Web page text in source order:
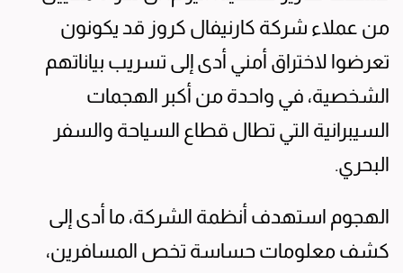
من عملاء شركة كارنيفال كروز قد يكونون
تعرضوا لاختراق أمني أدى إلى تسريب بياناتهم
الشخصية، في واحدة من أكبر الهجمات
السيبرانية التي تطال قطاع السياحة والسفر
البحري.
الهجوم استهدف أنظمة الشركة، ما أدى إلى
كشف معلومات حساسة تخص المسافرين،